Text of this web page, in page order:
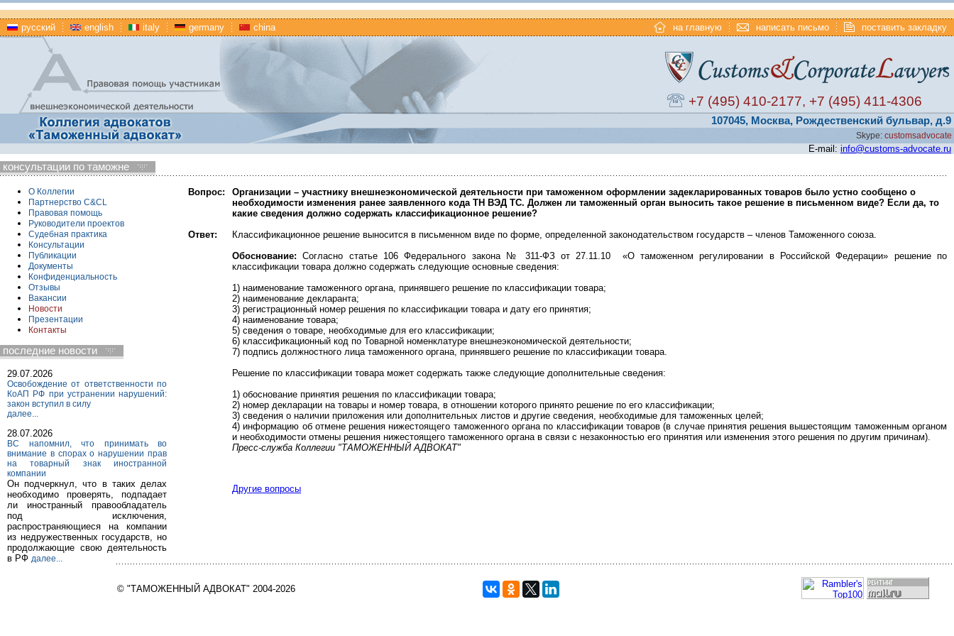
русский english italy germany china на главную написать письмо поставить закладку
+7 (495) 410-2177, +7 (495) 411-4306
107045, Москва, Рождественский бульвар, д.9
Skype: customsadvocate
E-mail: info@customs-advocate.ru
консультации по таможне
О Коллегии
Партнерство C&CL
Правовая помощь
Руководители проектов
Судебная практика
Консультации
Публикации
Документы
Конфиденциальность
Отзывы
Вакансии
Новости
Презентации
Контакты
последние новости
29.07.2026
Освобождение от ответственности по
КоАП РФ при устранении нарушений:
закон вступил в силу
далее...
28.07.2026
ВС напомнил, что принимать во
внимание в спорах о нарушении прав
на товарный знак иностранной
компании
Он подчеркнул, что в таких делах
необходимо проверять, подпадает
ли иностранный правообладатель
под исключения,
распространяющиеся на компании
из недружественных государств, но
продолжающие свою деятельность
в РФ далее...
Вопрос:
Организации – участнику внешнеэкономической деятельности при таможенном оформлении задекларированных товаров было устно сообщено о
необходимости изменения ранее заявленного кода ТН ВЭД ТС. Должен ли таможенный орган выносить такое решение в письменном виде? Если да, то
какие сведения должно содержать классификационное решение?
Ответ:
Классификационное решение выносится в письменном виде по форме, определенной законодательством государств – членов Таможенного союза.
Обоснование:Согласно статье 106 Федерального закона № 311-ФЗ от 27.11.10 «О таможенном регулировании в Российской Федерации» решение по
классификации товара должно содержать следующие основные сведения:
1) наименование таможенного органа, принявшего решение по классификации товара;
2) наименование декларанта;
3) регистрационный номер решения по классификации товара и дату его принятия;
4) наименование товара;
5) сведения о товаре, необходимые для его классификации;
6) классификационный код по Товарной номенклатуре внешнеэкономической деятельности;
7) подпись должностного лица таможенного органа, принявшего решение по классификации товара.
Решение по классификации товара может содержать также следующие дополнительные сведения:
1) обоснование принятия решения по классификации товара;
2) номер декларации на товары и номер товара, в отношении которого принято решение по его классификации;
3) сведения о наличии приложения или дополнительных листов и другие сведения, необходимые для таможенных целей;
4) информацию об отмене решения нижестоящего таможенного органа по классификации товаров (в случае принятия решения вышестоящим таможенным органом
и необходимости отмены решения нижестоящего таможенного органа в связи с незаконностью его принятия или изменения этого решения по другим причинам).
Пресс-служба Коллегии "ТАМОЖЕННЫЙ АДВОКАТ"
Другие вопросы
© "ТАМОЖЕННЫЙ АДВОКАТ" 2004-2026